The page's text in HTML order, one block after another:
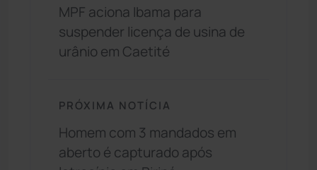
MPF aciona Ibama para
suspender licença de usina de
urânio em Caetité
PRÓXIMA NOTÍCIA
Homem com 3 mandados em
aberto é capturado após